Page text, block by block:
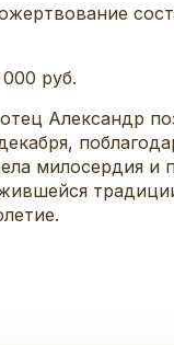
руб.
Александр
, п
милосердия и